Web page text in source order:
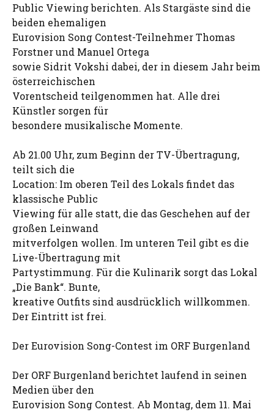
Public Viewing berichten. Als Stargäste sind die
beiden ehemaligen
Eurovision Song Contest-Teilnehmer Thomas
Forstner und Manuel Ortega
sowie Sidrit Vokshi dabei, der in diesem Jahr beim
österreichischen
Vorentscheid teilgenommen hat. Alle drei
Künstler sorgen für
besondere musikalische Momente.
Ab 21.00 Uhr, zum Beginn der TV-Übertragung,
teilt sich die
Location: Im oberen Teil des Lokals findet das
klassische Public
Viewing für alle statt, die das Geschehen auf der
großen Leinwand
mitverfolgen wollen. Im unteren Teil gibt es die
Live-Übertragung mit
Partystimmung. Für die Kulinarik sorgt das Lokal
„Die Bank“. Bunte,
kreative Outfits sind ausdrücklich willkommen.
Der Eintritt ist frei.
Der Eurovision Song-Contest im ORF Burgenland
Der ORF Burgenland berichtet laufend in seinen
Medien über den
Eurovision Song Contest. Ab Montag, dem 11. Mai